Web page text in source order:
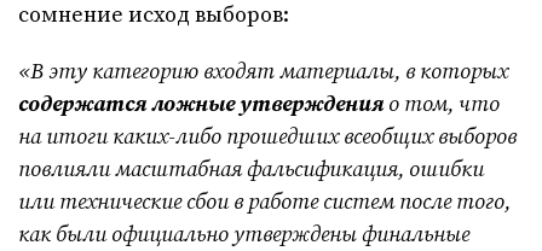
сомнение исход выборов:
«В эту категорию входят материалы, в которых
содержатся ложные утвержденияо том, что
на итоги каких-либо прошедших всеобщих выборов
повлияли масштабная фальсификация, ошибки
или технические сбои в работе систем после того,
как были официально утверждены финальные